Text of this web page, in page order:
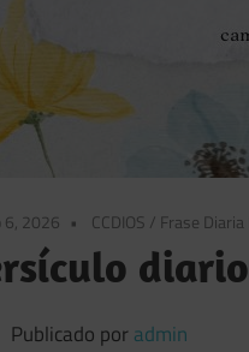
6, 2026 CCDIOS / Frase
Publicado por admin